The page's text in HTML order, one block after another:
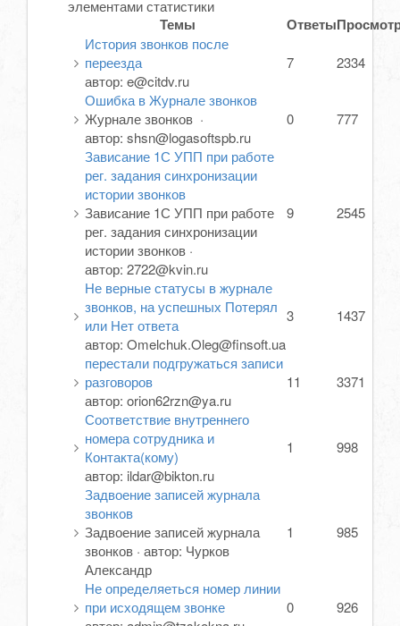
элементами статистики
Темы Ответы
История звонков после
переезда
автор: e@citdv.ru
7
2334
Ошибка в Журнале звонков
Журнале звонков ·
автор: shsn@logasoftspb.ru
0
777
Зависание 1С УПП при работе
рег. задания синхронизации
истории звонков
Зависание 1С УПП при работе
рег. задания синхронизации
истории звонков ·
автор: 2722@kvin.ru
9 2545
Не верные статусы в журнале
звонков, на успешных Потерял
или Нет ответа
автор: Omelchuk.Oleg@finsoft.ua
3 1437
перестали подгружаться записи
разговоров
автор: orion62rzn@ya.ru
11
3371
Соответствие внутреннего
номера сотрудника и
Контакта(кому)
автор: ildar@bikton.ru
1 998
Задвоение записей журнала
звонков
Задвоение записей журнала
звонков · автор: Чурков
Александр
1 985
Не определяеться номер линии
при исходящем звонке
0
926